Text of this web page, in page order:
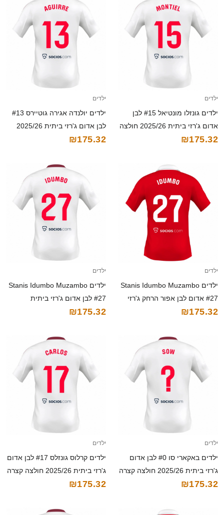
ילדים
ילדים גונזלו מונטיאל #15 לבן
אדום ג'רזי ביתית 2025/26 חולצה
קצרה
₪175.32
ילדים
ילדים יולנדה אגירה גוטיירס #13
לבן אדום ג'רזי ביתית 2025/26
חולצה קצרה
₪175.32
ילדים
ילדים Stanis Idumbo Muzambo
#27 אדום לבן אפור הרחק ג'רזי
2025/26 חולצה קצרה
₪175.32
ילדים
ילדים Stanis Idumbo Muzambo
#27 לבן אדום ג'רזי ביתית
2025/26 חולצה קצרה
₪175.32
ילדים
ילדים באקארי סו #0 לבן אדום
ג'רזי ביתית 2025/26 חולצה קצרה
₪175.32
ילדים
ילדים קרלוס גונזלס #17 לבן אדום
ג'רזי ביתית 2025/26 חולצה קצרה
₪175.32